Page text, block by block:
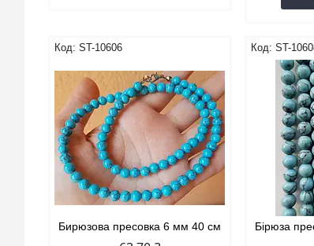
ST-10606
Бирюзова пресовка 6 мм 40 см
ST-
Бірюза